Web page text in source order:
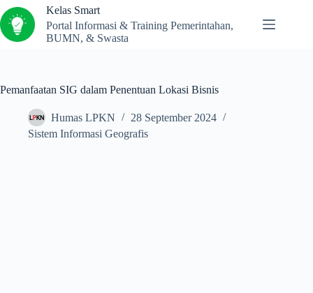
Kelas Smart
Portal Informasi & Training Pemerintahan,
BUMN, & Swasta
Pemanfaatan SIG dalam Penentuan Lokasi Bisnis
Humas LPKN
28 September 2024
Sistem Informasi Geografis